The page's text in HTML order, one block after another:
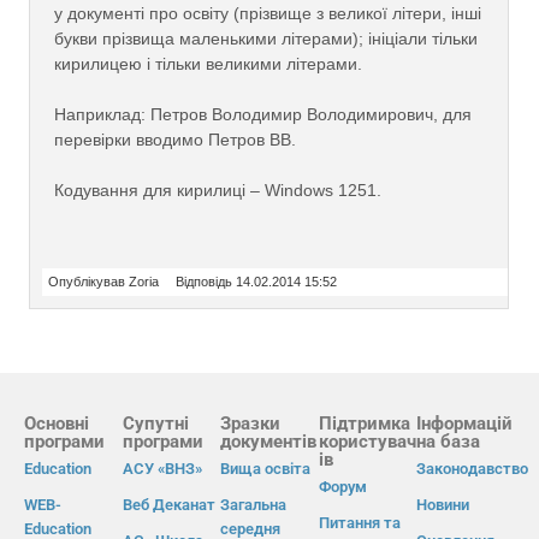
у документі про освіту (прізвище з великої літери, інші
букви прізвища маленькими літерами); ініціали тільки
кирилицею і тільки великими літерами.
Наприклад: Петров Володимир Володимирович, для
перевірки вводимо Петров ВВ.
Кодування для кирилиці – Windows 1251.
Опублікував Zoria Відповідь 14.02.2014 15:52
Основні
програми
Education
WEB-
Education
Супутні
програми
АСУ «ВНЗ»
Веб Деканат
Зразки
документів
Вища освіта
Загальна
середня
Підтримка
користувач
ів
Форум
Питання та
Інформацій
на база
Законодавство
Новини